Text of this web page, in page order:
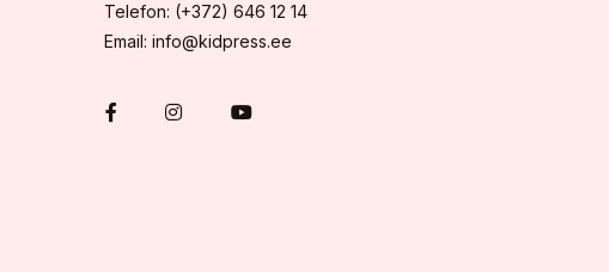
Telefon: (+372) 646 12 14
Email: info@kidpress.ee